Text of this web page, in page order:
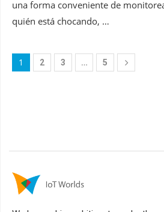
una forma conveniente de
quién está chocando, …
1 2 3 … 5